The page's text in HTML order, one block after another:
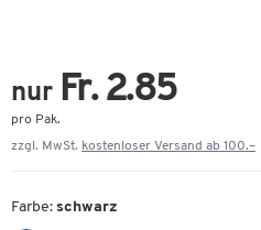
nur Fr. 2.85
pro Pak.
zzgl. MwSt. kostenloser Versand ab 100.–
Farbe: schwarz